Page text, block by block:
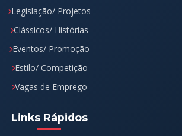
Legislação/ Projetos
Clássicos/ Histórias
Eventos/ Promoção
Estilo/ Competição
Vagas de Emprego
Links Rápidos